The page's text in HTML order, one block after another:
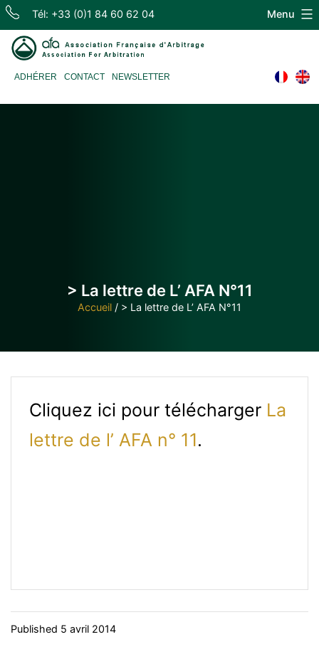
Skip
content
Tél: +33 (0)1 84 60 62 04
d'Arbitrage
ADHÉRER CONTACT NEWSLETTER
Menu
> La lettre de L’ AFA N°11
Accueil / > La lettre de L’ AFA N°11
Cliquez ici pour télécharger La
lettre de l’ AFA n° 11.
Published 5 avril 2014